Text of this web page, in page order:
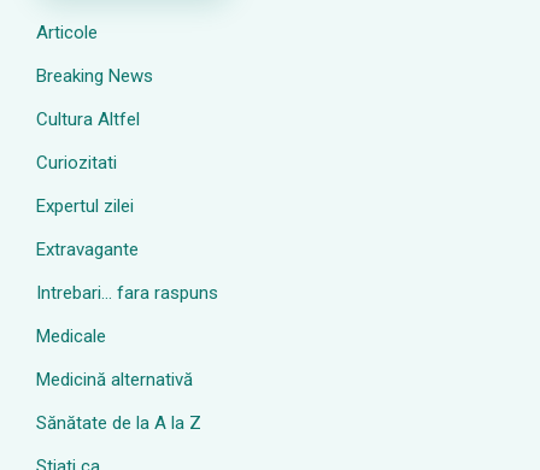
Articole
Breaking News
Cultura Altfel
Curiozitati
Expertul zilei
Extravagante
Intrebari… fara raspuns
Medicale
Medicină alternativă
Sănătate de la A la Z